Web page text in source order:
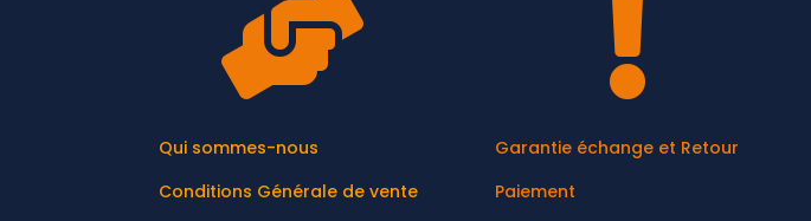

Qui sommes-nous
Conditions Générale de vente

Garantie échange et Retour
Paiement